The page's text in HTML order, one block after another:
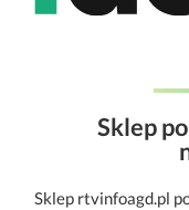
Sklep
Sklep rtvinfoagd.pl